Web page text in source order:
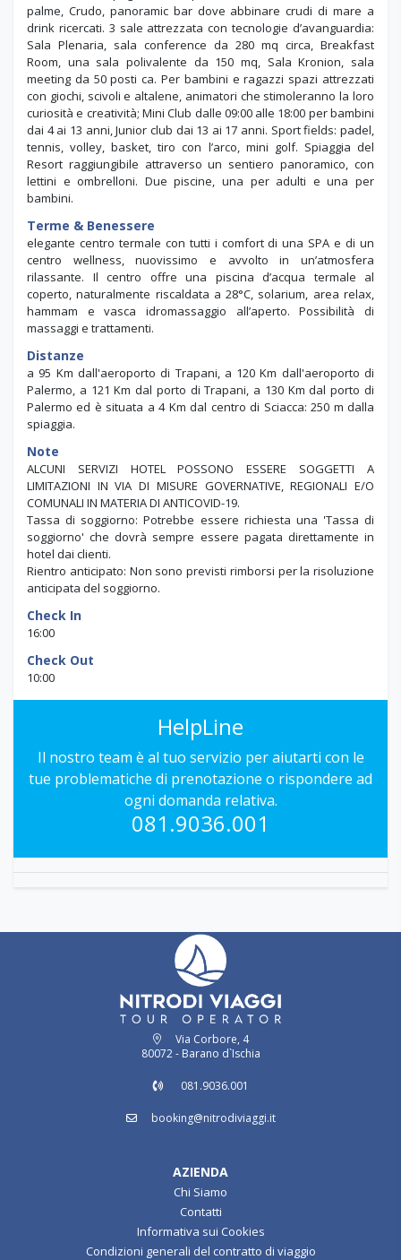
pool bar del Resort, Primo, terrace bar perfetto per gustare
cocktail in compagnia, Chosquito, beach bar all’ombra delle
palme, Crudo, panoramic bar dove abbinare crudi di mare a
drink ricercati. 3 sale attrezzata con tecnologie d’avanguardia:
Sala Plenaria, sala conference da 280 mq circa, Breakfast
Room, una sala polivalente da 150 mq, Sala Kronion, sala
meeting da 50 posti ca. Per bambini e ragazzi spazi attrezzati
con giochi, scivoli e altalene, animatori che stimoleranno la loro
curiosità e creatività; Mini Club dalle 09:00 alle 18:00 per bambini
dai 4 ai 13 anni, Junior club dai 13 ai 17 anni. Sport fields: padel,
tennis, volley, basket, tiro con l’arco, mini golf. Spiaggia del
Resort raggiungibile attraverso un sentiero panoramico, con
lettini e ombrelloni. Due piscine, una per adulti e una per
bambini.
Terme & Benessere
elegante centro termale con tutti i comfort di una SPA e di un
centro wellness, nuovissimo e avvolto in un’atmosfera
rilassante. Il centro offre una piscina d’acqua termale al
coperto, naturalmente riscaldata a 28°C, solarium, area relax,
hammam e vasca idromassaggio all’aperto. Possibilità di
massaggi e trattamenti.
Distanze
a 95 Km dall'aeroporto di Trapani, a 120 Km dall'aeroporto di
Palermo, a 121 Km dal porto di Trapani, a 130 Km dal porto di
Palermo ed è situata a 4 Km dal centro di Sciacca: 250 m dalla
spiaggia.
Note
ALCUNI SERVIZI HOTEL POSSONO ESSERE SOGGETTI A
LIMITAZIONI IN VIA DI MISURE GOVERNATIVE, REGIONALI E/O
COMUNALI IN MATERIA DI ANTICOVID-19.
Tassa di soggiorno: Potrebbe essere richiesta una 'Tassa di
soggiorno' che dovrà sempre essere pagata direttamente in
hotel dai clienti.
Rientro anticipato: Non sono previsti rimborsi per la risoluzione
anticipata del soggiorno.
Check In
16:00
Check Out
HelpLine
Il nostro team è al tuo servizio per aiutarti con le
tue problematiche di prenotazione o rispondere ad
081.9036.001
80072 - Barano d`Ischia
081.9036.001
AZIENDA
Chi Siamo
Contatti